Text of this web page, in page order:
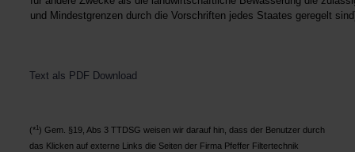
und Mindestgrenzen durch die Vorschriften jedes Staates geregelt
Text als PDF Download
(*1) Gem. §19, Abs 3 TTDSG weisen wir darauf hin, dass der Benutzer durch
das Klicken auf externe Links die Seiten der Firma Pfeffer Filtertechnik